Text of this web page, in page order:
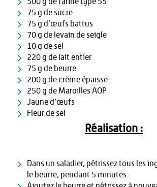
75 g de sucre
75 g d’œufs battus
70 g de levain de seigle
10 g de sel
220 g de lait entier
75 g de beurre
200 g de crème épaisse
250 g de Maroilles AOP
Jaune d’œufs
Fleur de sel
Réalisation :
Dans un saladier, pétrissez tous les
le beurre, pendant 5 minutes.